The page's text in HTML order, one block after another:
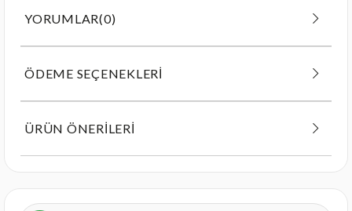
YORUMLAR(0)
ÖDEME SEÇENEKLERI
ÜRÜN ÖNERILERI